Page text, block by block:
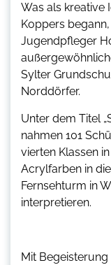
Was als kreative
Koppers
Jugendpfleger
Sylter
Norddörfer.
Unter dem Titel
nahmen 101
vierten Klassen
Acrylfarben in
Fernsehturm in
interpretieren.
Mit